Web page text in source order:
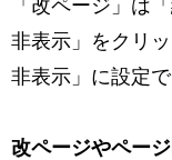
「改ページ」は
非表示」をクリ
非表示」に設定で
改ページやペー